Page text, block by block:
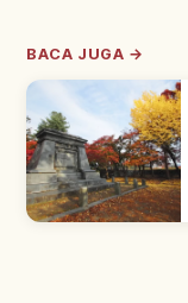
BACA JUGA →